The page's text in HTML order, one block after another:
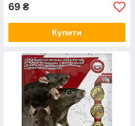
69 ₴
Купити